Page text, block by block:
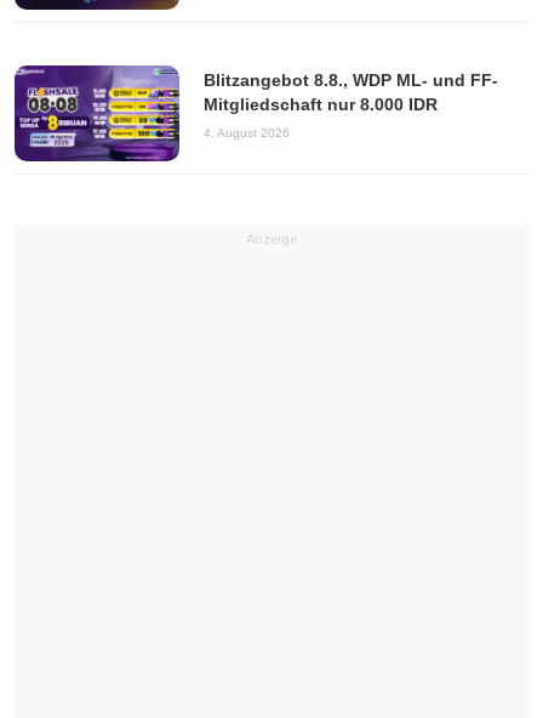
Blitzangebot 8.8., WDP ML- und FF-
Mitgliedschaft nur 8.000 IDR
4. August 2026
Anzeige